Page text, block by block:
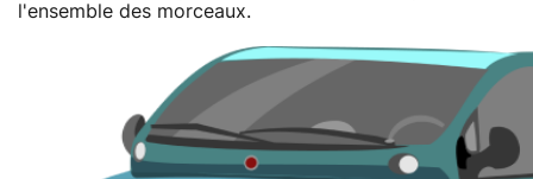
l'ensemble des morceaux.